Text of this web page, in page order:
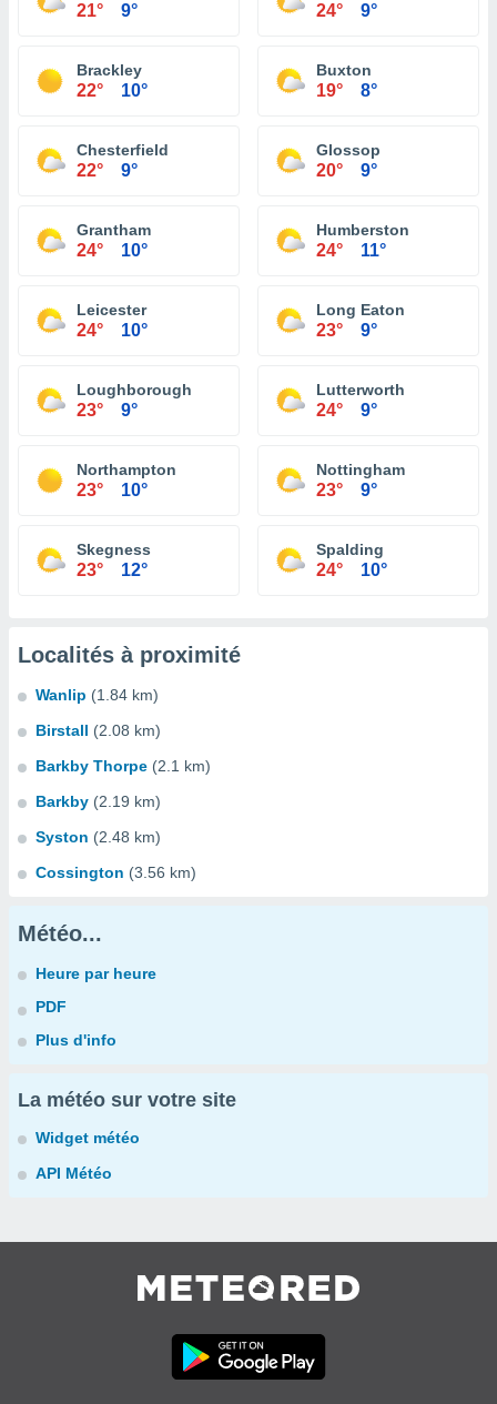
21° 9° 24° 9°
Brackley
22° 10°
Buxton
19° 8°
Chesterfield
22° 9°
Glossop
20° 9°
Grantham
24° 10°
Humberston
24° 11°
Leicester
24° 10°
Long Eaton
23° 9°
Loughborough
23° 9°
Lutterworth
24° 9°
Northampton
23° 10°
Nottingham
23° 9°
Skegness
23° 12°
Spalding
24° 10°
Localités à proximité
Wanlip (1.84 km)
Birstall (2.08 km)
Barkby Thorpe (2.1 km)
Barkby (2.19 km)
Syston (2.48 km)
Cossington (3.56 km)
Météo...
Heure par heure
PDF
Plus d'info
La météo sur votre site
Widget météo
API Météo